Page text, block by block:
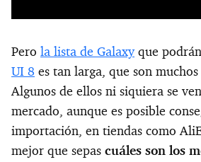
Pero la lista de Galaxyque
UI 8 es tan larga, que son
Algunos de ellos ni siquiera se
mercado, aunque es posible
importación, en tiendas como
mejor que sepas cuáles son los